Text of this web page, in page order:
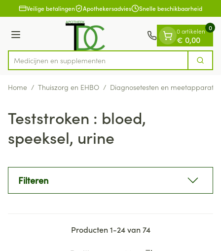
Ga naar de inhoud
1 van 1Veilige betalingen Apothekersadvies Snelle beschikbaarheid
Menu
Product, merk, categorie...
Medicij Zoek
0 artikelen
€ 0,00
0
Home / Thuiszorg en EHBO / Diagnosetesten en
Teststroken : bloed,
speeksel, urine
Filteren
Producten1-24van74